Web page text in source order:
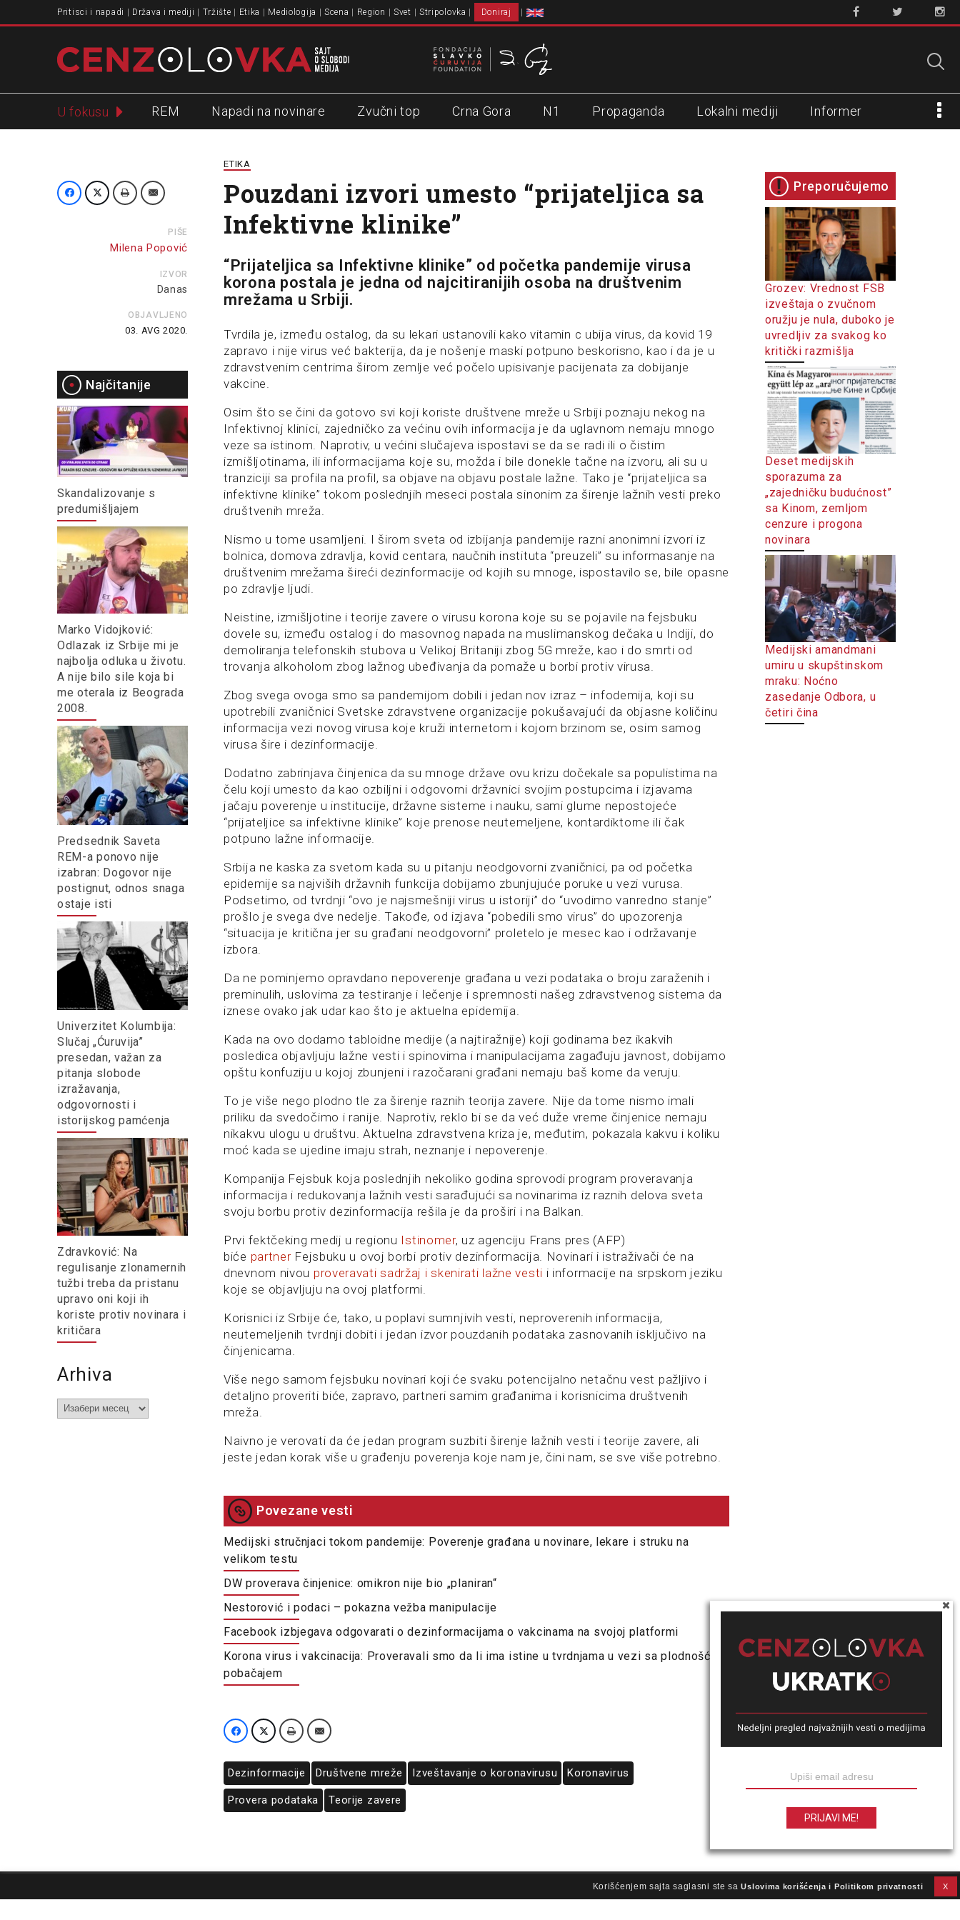
Pritisci i napadi Država i mediji Tržište Etika Mediologija Scena Region Svet Stripolovka Doniraj
U fokusu REM Napadi na novinare Zvučni top Crna Gora N1 Propaganda Lokalni mediji Informer
PIŠE
Milena Popović
IZVOR
Danas
OBJAVLJENO
03. AVG 2020.
Najčitanije
Skandalizovanje s
predumišljajem
Marko Vidojković:
Odlazak iz Srbije mi je
najbolja odluka u životu.
A nije bilo sile koja bi
me oterala iz Beograda
2008.
Predsednik Saveta
REM-a ponovo nije
izabran: Dogovor nije
postignut, odnos snaga
ostaje isti
Univerzitet Kolumbija:
Slučaj „Ćuruvija”
presedan, važan za
pitanja slobode
izražavanja,
odgovornosti i
istorijskog pamćenja
Zdravković: Na
regulisanje zlonamernih
tužbi treba da pristanu
upravo oni koji ih
koriste protiv novinara i
kritičara
Arhiva
Arhiva
ETIKA
Pouzdani izvori umesto “prijateljica sa
Infektivne klinike”
“Prijateljica sa Infektivne klinike” od početka pandemije virusa
korona postala je jedna od najcitiranijih osoba na društvenim
mrežama u Srbiji.
Tvrdila je, između ostalog, da su lekari ustanovili kako vitamin c ubija virus, da kovid 19
zapravo i nije virus već bakterija, da je nošenje maski potpuno beskorisno, kao i da je u
zdravstvenim centrima širom zemlje već počelo upisivanje pacijenata za dobijanje
vakcine.
Osim što se čini da gotovo svi koji koriste društvene mreže u Srbiji poznaju nekog na
Infektivnoj klinici, zajedničko za većinu ovih informacija je da uglavnom nemaju mnogo
veze sa istinom. Naprotiv, u većini slučajeva ispostavi se da se radi ili o čistim
izmišljotinama, ili informacijama koje su, možda i bile donekle tačne na izvoru, ali su u
tranziciji sa profila na profil, sa objave na objavu postale lažne. Tako je “prijateljica sa
infektivne klinike” tokom poslednjih meseci postala sinonim za širenje lažnih vesti preko
društvenih mreža.
Nismo u tome usamljeni. I širom sveta od izbijanja pandemije razni anonimni izvori iz
bolnica, domova zdravlja, kovid centara, naučnih instituta “preuzeli” su informasanje na
društvenim mrežama šireći dezinformacije od kojih su mnoge, ispostavilo se, bile opasne
po zdravlje ljudi.
Neistine, izmišljotine i teorije zavere o virusu korona koje su se pojavile na fejsbuku
dovele su, između ostalog i do masovnog napada na muslimanskog dečaka u Indiji, do
demoliranja telefonskih stubova u Velikoj Britaniji zbog 5G mreže, kao i do smrti od
trovanja alkoholom zbog lažnog ubeđivanja da pomaže u borbi protiv virusa.
Zbog svega ovoga smo sa pandemijom dobili i jedan nov izraz – infodemija, koji su
upotrebili zvaničnici Svetske zdravstvene organizacije pokušavajući da objasne količinu
informacija vezi novog virusa koje kruži internetom i kojom brzinom se, osim samog
virusa šire i dezinformacije.
Dodatno zabrinjava činjenica da su mnoge države ovu krizu dočekale sa populistima na
čelu koji umesto da kao ozbiljni i odgovorni državnici svojim postupcima i izjavama
jačaju poverenje u institucije, državne sisteme i nauku, sami glume nepostojeće
“prijateljice sa infektivne klinike” koje prenose neutemeljene, kontardiktorne ili čak
potpuno lažne informacije.
Srbija ne kaska za svetom kada su u pitanju neodgovorni zvaničnici, pa od početka
epidemije sa najviših državnih funkcija dobijamo zbunjujuće poruke u vezi vurusa.
Podsetimo, od tvrdnji “ovo je najsmešniji virus u istoriji” do “uvodimo vanredno stanje”
prošlo je svega dve nedelje. Takođe, od izjava “pobedili smo virus” do upozorenja
“situacija je kritična jer su građani neodgovorni” proletelo je mesec kao i održavanje
izbora.
Da ne pominjemo opravdano nepoverenje građana u vezi podataka o broju zaraženih i
preminulih, uslovima za testiranje i lečenje i spremnosti našeg zdravstvenog sistema da
iznese ovako jak udar kao što je aktuelna epidemija.
Kada na ovo dodamo tabloidne medije (a najtiražnije) koji godinama bez ikakvih
posledica objavljuju lažne vesti i spinovima i manipulacijama zagađuju javnost, dobijamo
opštu konfuziju u kojoj zbunjeni i razočarani građani nemaju baš kome da veruju.
To je više nego plodno tle za širenje raznih teorija zavere. Nije da tome nismo imali
priliku da svedočimo i ranije. Naprotiv, reklo bi se da već duže vreme činjenice nemaju
nikakvu ulogu u društvu. Aktuelna zdravstvena kriza je, međutim, pokazala kakvu i koliku
moć kada se ujedine imaju strah, neznanje i nepoverenje.
Kompanija Fejsbuk koja poslednjih nekoliko godina sprovodi program proveravanja
informacija i redukovanja lažnih vesti sarađujući sa novinarima iz raznih delova sveta
svoju borbu protiv dezinformacija rešila je da proširi i na Balkan.
Prvi fektčeking medij u regionu Istinomer, uz agenciju Frans pres (AFP)
biće partnerFejsbuku u ovoj borbi protiv dezinformacija. Novinari i istraživači će na
dnevnom nivou proveravati sadržaj i skenirati lažne vesti i informacije na srpskom jeziku
koje se objavljuju na ovoj platformi.
Korisnici iz Srbije će, tako, u poplavi sumnjivih vesti, neproverenih informacija,
neutemeljenih tvrdnji dobiti i jedan izvor pouzdanih podataka zasnovanih isključivo na
činjenicama.
Više nego samom fejsbuku novinari koji će svaku potencijalno netačnu vest pažljivo i
detaljno proveriti biće, zapravo, partneri samim građanima i korisnicima društvenih
mreža.
Naivno je verovati da će jedan program suzbiti širenje lažnih vesti i teorije zavere, ali
jeste jedan korak više u građenju poverenja koje nam je, čini nam, se sve više potrebno.
Povezane vesti
Medijski stručnjaci tokom pandemije: Poverenje građana u novinare, lekare i struku na
velikom testu
DW proverava činjenice: omikron nije bio „planiran“
Nestorović i podaci – pokazna vežba manipulacije
Facebook izbjegava odgovarati o dezinformacijama o vakcinama na svojoj platformi
Korona virus i vakcinacija: Proveravali smo da li ima istine u tvrdnjama u vezi sa plodnošću i
pobačajem
Dezinformacije Društvene mreže Izveštavanje o koronavirusu Koronavirus
Provera podataka Teorije zavere
Preporučujemo
Grozev: Vrednost FSB
izveštaja o zvučnom
oružju je nula, duboko je
uvredljiv za svakog ko
kritički razmišlja
Deset medijskih
sporazuma za
„zajedničku budućnost”
sa Kinom, zemljom
cenzure i progona
novinara
Medijski amandmani
umiru u skupštinskom
mraku: Noćno
zasedanje Odbora, u
četiri čina
Korišćenjem sajta saglasni ste saUslovima korišćenja i Politikom privatnosti X